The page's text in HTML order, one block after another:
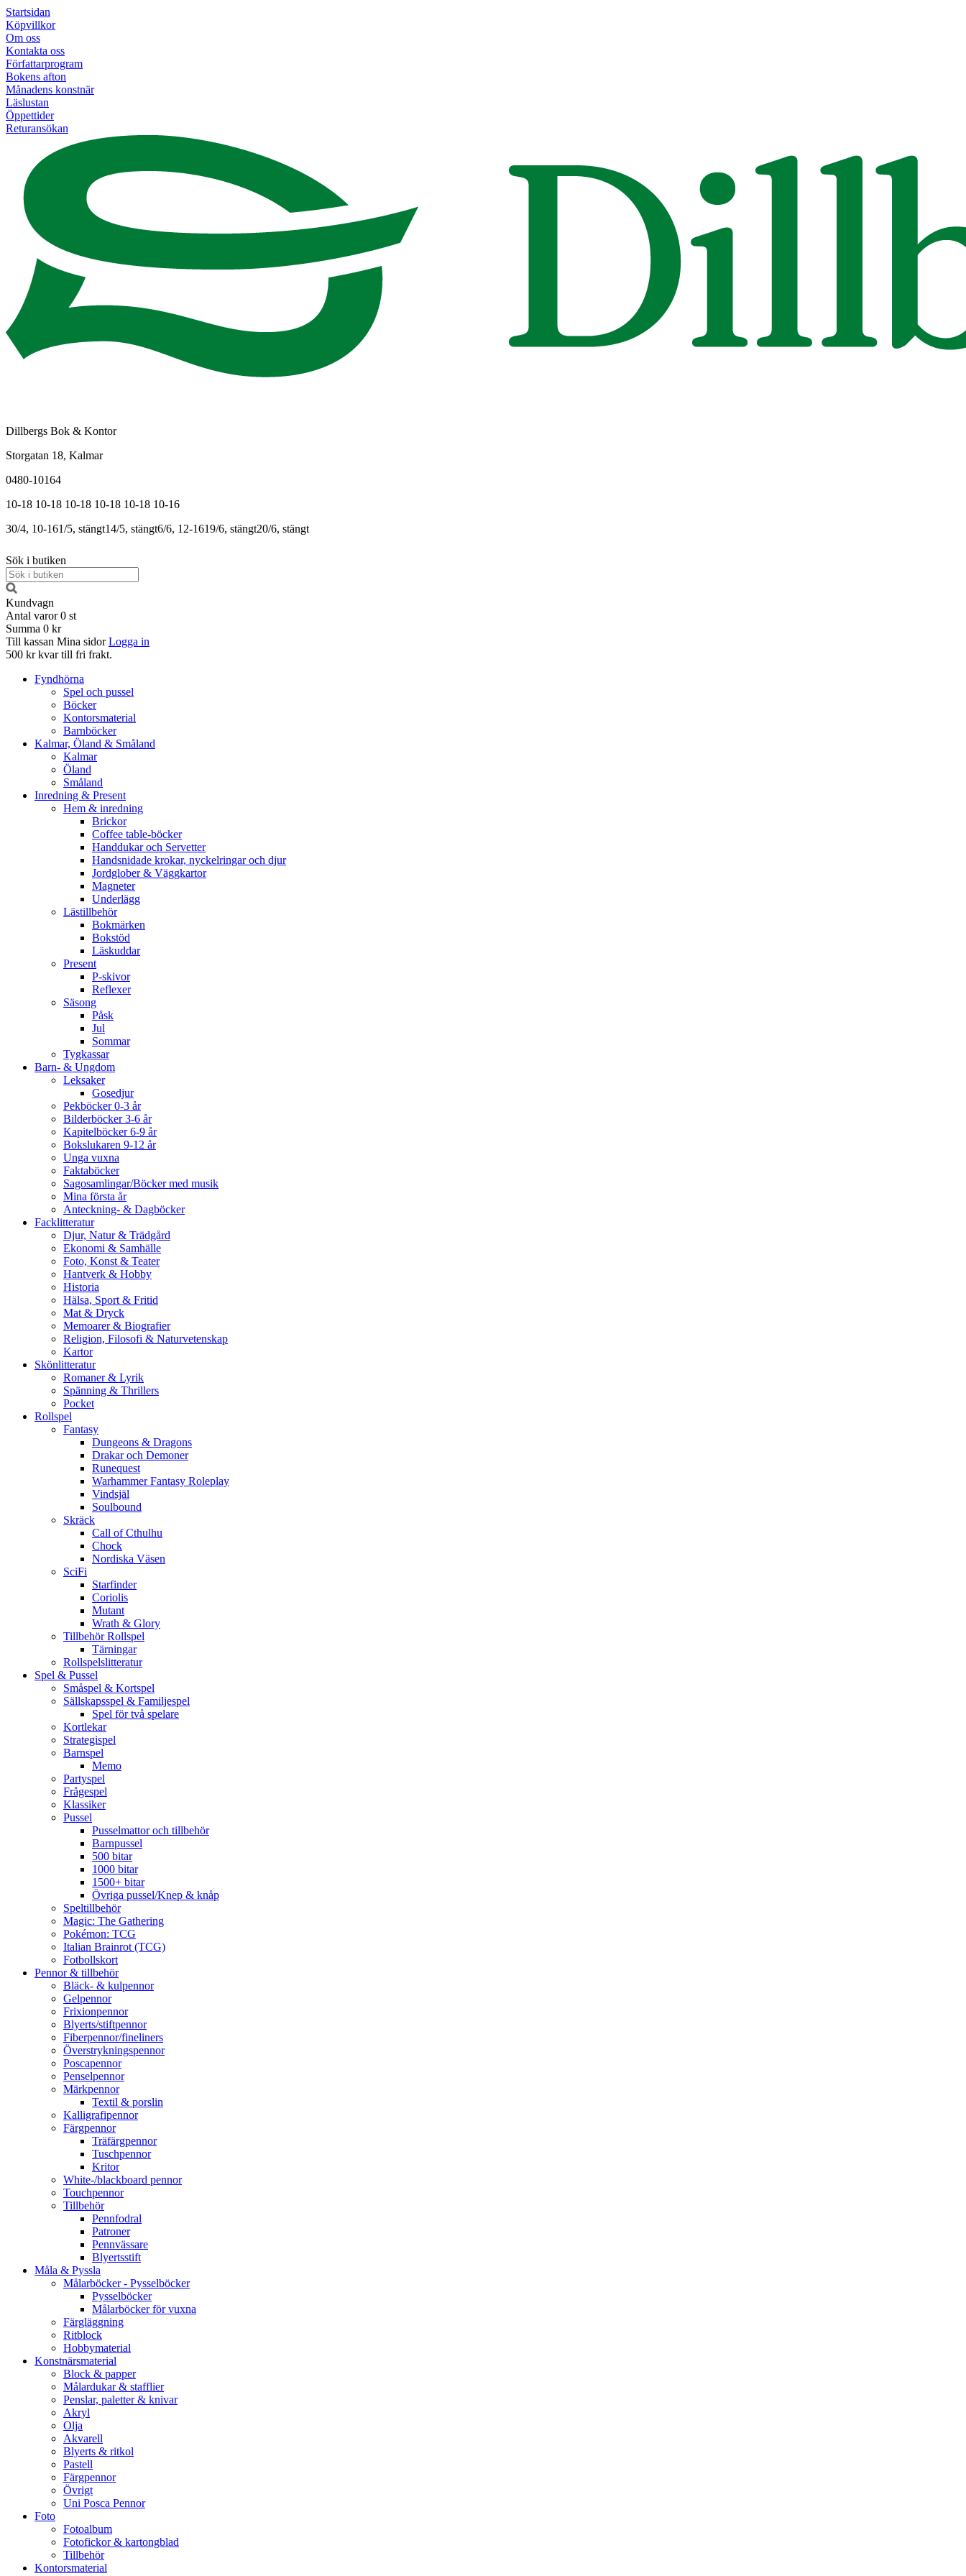
Startsidan
Köpvillkor
Om oss
Kontakta oss
Författarprogram
Bokens afton
Månadens konstnär
Läslustan
Öppettider
Returansökan
Dillbergs Bok & Kontor
Storgatan 18, Kalmar
0480-10164
10-18 10-18 10-18 10-18 10-18 10-16
30/4, 10-161/5, stängt14/5, stängt6/6, 12-1619/6, stängt20/6, stängt
Sök i butiken
Kundvagn
Antal varor 0 st
Summa 0 kr
Till kassan Mina sidor Logga in
500 kr kvar till fri frakt.
Fyndhörna
Spel och pussel
Böcker
Kontorsmaterial
Barnböcker
Kalmar, Öland & Småland
Kalmar
Öland
Småland
Inredning & Present
Hem & inredning
Brickor
Coffee table-böcker
Handdukar och Servetter
Handsnidade krokar, nyckelringar och djur
Jordglober & Väggkartor
Magneter
Underlägg
Lästillbehör
Bokmärken
Bokstöd
Läskuddar
Present
P-skivor
Reflexer
Säsong
Påsk
Jul
Sommar
Tygkassar
Barn- & Ungdom
Leksaker
Gosedjur
Pekböcker 0-3 år
Bilderböcker 3-6 år
Kapitelböcker 6-9 år
Bokslukaren 9-12 år
Unga vuxna
Faktaböcker
Sagosamlingar/Böcker med musik
Mina första år
Anteckning- & Dagböcker
Facklitteratur
Djur, Natur & Trädgård
Ekonomi & Samhälle
Foto, Konst & Teater
Hantverk & Hobby
Historia
Hälsa, Sport & Fritid
Mat & Dryck
Memoarer & Biografier
Religion, Filosofi & Naturvetenskap
Kartor
Skönlitteratur
Romaner & Lyrik
Spänning & Thrillers
Pocket
Rollspel
Fantasy
Dungeons & Dragons
Drakar och Demoner
Runequest
Warhammer Fantasy Roleplay
Vindsjäl
Soulbound
Skräck
Call of Cthulhu
Chock
Nordiska Väsen
SciFi
Starfinder
Coriolis
Mutant
Wrath & Glory
Tillbehör Rollspel
Tärningar
Rollspelslitteratur
Spel & Pussel
Småspel & Kortspel
Sällskapsspel & Familjespel
Spel för två spelare
Kortlekar
Strategispel
Barnspel
Memo
Partyspel
Frågespel
Klassiker
Pussel
Pusselmattor och tillbehör
Barnpussel
500 bitar
1000 bitar
1500+ bitar
Övriga pussel/Knep & knåp
Speltillbehör
Magic: The Gathering
Pokémon: TCG
Italian Brainrot (TCG)
Fotbollskort
Pennor & tillbehör
Bläck- & kulpennor
Gelpennor
Frixionpennor
Blyerts/stiftpennor
Fiberpennor/fineliners
Överstrykningspennor
Poscapennor
Penselpennor
Märkpennor
Textil & porslin
Kalligrafipennor
Färgpennor
Träfärgpennor
Tuschpennor
Kritor
White-/blackboard pennor
Touchpennor
Tillbehör
Pennfodral
Patroner
Pennvässare
Blyertsstift
Måla & Pyssla
Målarböcker - Pysselböcker
Pysselböcker
Målarböcker för vuxna
Färgläggning
Ritblock
Hobbymaterial
Konstnärsmaterial
Block & papper
Målardukar & stafflier
Penslar, paletter & knivar
Akryl
Olja
Akvarell
Blyerts & ritkol
Pastell
Färgpennor
Övrigt
Uni Posca Pennor
Foto
Fotoalbum
Fotofickor & kartongblad
Tillbehör
Kontorsmaterial